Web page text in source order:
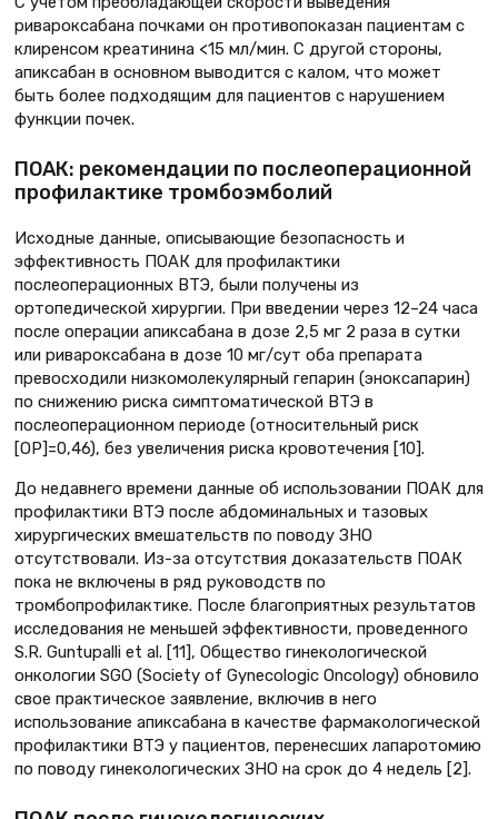
ривароксабана почками он противопоказан пациентам с
клиренсом креатинина <15 мл/мин. С другой стороны,
апиксабан в основном выводится с калом, что может
быть более подходящим для пациентов с нарушением
функции почек.
ПОАК: рекомендации по послеоперационной
профилактике тромбоэмболий
Исходные данные, описывающие безопасность и
эффективность ПОАК для профилактики
послеоперационных ВТЭ, были получены из
ортопедической хирургии. При введении через 12–24 часа
после операции апиксабана в дозе 2,5 мг 2 раза в сутки
или ривароксабана в дозе 10 мг/сут оба препарата
превосходили низкомолекулярный гепарин (эноксапарин)
по снижению риска симптоматической ВТЭ в
послеоперационном периоде (относительный риск
[ОР]=0,46), без увеличения риска кровотечения [10].
До недавнего времени данные об использовании ПОАК для
профилактики ВТЭ после абдоминальных и тазовых
хирургических вмешательств по поводу ЗНО
отсутствовали. Из-за отсутствия доказательств ПОАК
пока не включены в ряд руководств по
тромбопрофилактике. После благоприятных результатов
исследования не меньшей эффективности, проведенного
S.R. Guntupalli et al. [11], Общество гинекологической
онкологии SGO (Society of Gynecologic Oncology) обновило
свое практическое заявление, включив в него
использование апиксабана в качестве фармакологической
профилактики ВТЭ у пациентов, перенесших лапаротомию
по поводу гинекологических ЗНО на срок до 4 недель [2].